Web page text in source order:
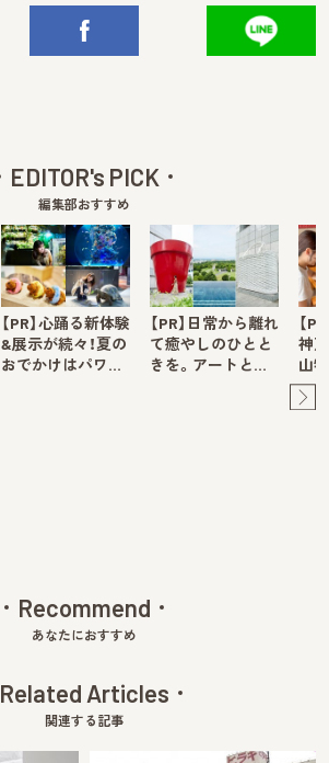
EDITOR's PICK
編集部おすすめ
【PR】心踊る新体験
&展示が続々！夏の
おでかけはパワ…
【PR】日常から離れ
て癒やしのひとと
きを。アートと…
【
神
山
Recommend
あなたにおすすめ
Related Articles
関連する記事